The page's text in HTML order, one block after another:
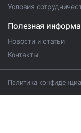
Условия
Полезная
Новости и статьи
Контакты
Политика